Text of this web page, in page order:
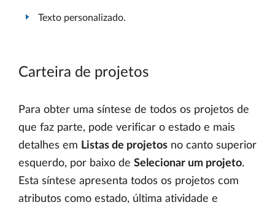
Texto personalizado.
Carteira de projetos
Para obter uma síntese de todos os projetos de
que faz parte, pode verificar o estado e mais
detalhes em Listas de projetos no canto superior
esquerdo, por baixo de Selecionar um projeto.
Esta síntese apresenta todos os projetos com
atributos como estado, última atividade e